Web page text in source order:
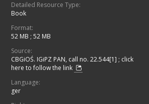
Detailed Resource Type:
Book
Format:
52 MB ; 52 MB
Source:
CBGiOŚ. IGiPZ PAN, call no. 22.544[1] ; click
here to follow the link
Language:
ger